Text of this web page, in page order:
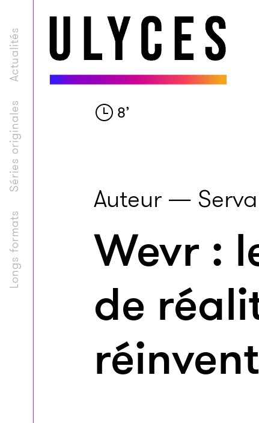
Longs formats
Séries originales
Actualités
8’
Auteur —
Wevr :
de